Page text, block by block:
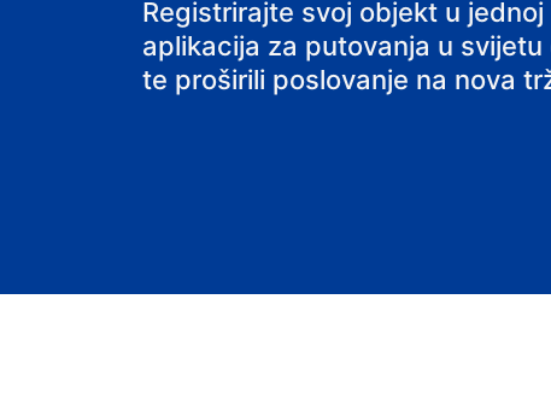
Registrirajte svoj objekt u
aplikacija za putovanja u
te proširili poslovanje na nova